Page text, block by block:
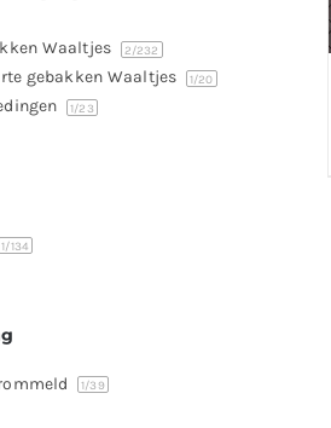
Waaltjes 2/232
gebakken Waaltjes 1/20
1/23
1/134
1/39